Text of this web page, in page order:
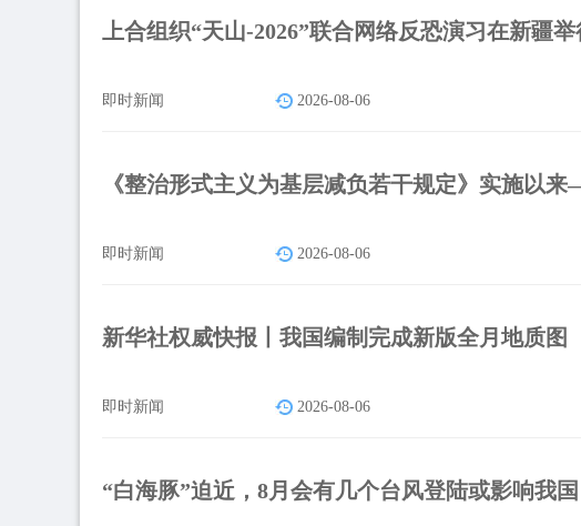
上合组织“天山-2026”联合网络反恐演习在新疆举
即时新闻 2026-08-06
《整治形式主义为基层减负若干规定》实施以
即时新闻 2026-08-06
新华社权威快报丨我国编制完成新版全月地质图
即时新闻 2026-08-06
“白海豚”迫近，8月会有几个台风登陆或影响我国